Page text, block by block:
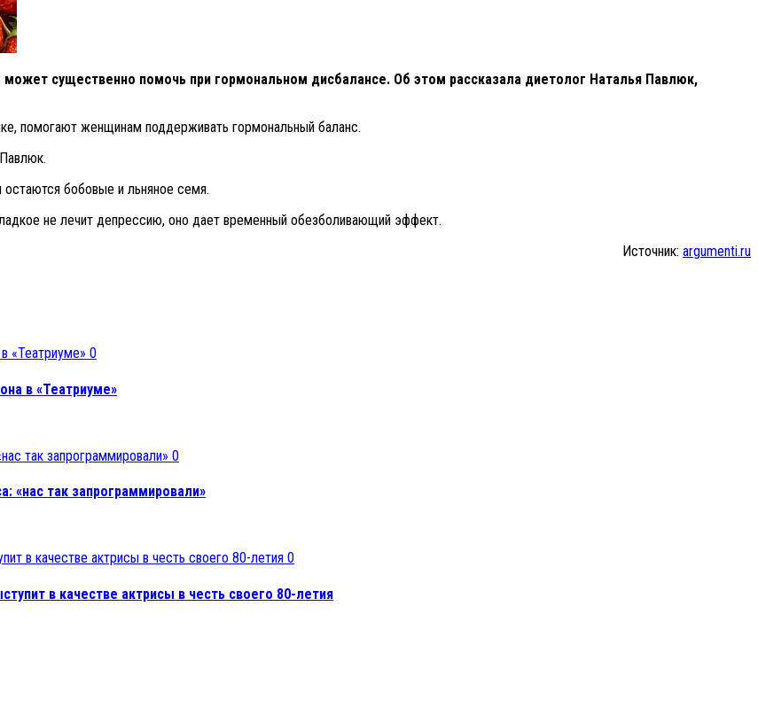
существенно помочь при гормональном дисбалансе. Об этом рассказала диетолог Наталья Павлюк,
помогают женщинам поддерживать гормональный баланс.
бобовые и льняное семя.
не лечит депрессию, оно дает временный обезболивающий эффект.
Источник: argumenti.ru
0
в «Театриуме»
0
«нас так запрограммировали»
0
в качестве актрисы в честь своего 80-летия